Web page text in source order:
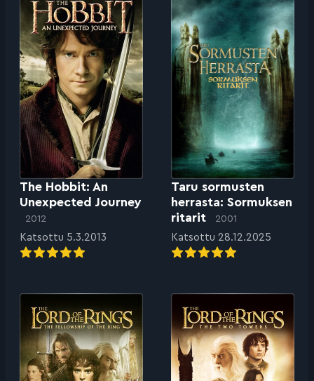
The Hobbit: An
Unexpected Journey
2012
Katsottu 5.3.2013
Taru sormusten
herrasta: Sormuksen
ritarit
2001
Katsottu 28.12.2025